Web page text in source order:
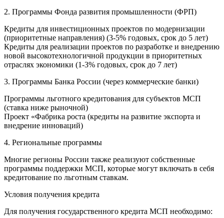
2. Программы Фонда развития промышленности (ФРП)
Кредиты для инвестиционных проектов по модернизации
(приоритетные направления) (3-5% годовых, срок до 5 лет)
Кредиты для реализации проектов по разработке и внедрению
новой высокотехнологичной продукции в приоритетных
отраслях экономики (1-3% годовых, срок до 7 лет)
3. Программы Банка России (через коммерческие банки)
Программы льготного кредитования для субъектов МСП
(ставка ниже рыночной)
Проект «Фабрика роста (кредиты на развитие экспорта и
внедрение инноваций)
4. Региональные программы
Многие регионы России также реализуют собственные
программы поддержки МСП, которые могут включать в себя
кредитование по льготным ставкам.
Условия получения кредита
Для получения государственного кредита МСП необходимо: